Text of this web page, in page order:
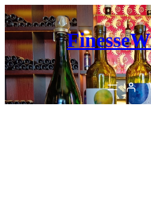
内
容
を
ス
キ
ッ
プ